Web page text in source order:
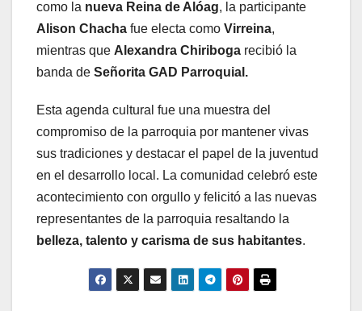
como la nueva Reina de Alóag, la participante
Alison Chacha fue electa como Virreina,
mientras que Alexandra Chiriboga recibió la
banda de Señorita GAD Parroquial.
Esta agenda cultural fue una muestra del
compromiso de la parroquia por mantener vivas
sus tradiciones y destacar el papel de la juventud
en el desarrollo local. La comunidad celebró este
acontecimiento con orgullo y felicitó a las nuevas
representantes de la parroquia resaltando la
belleza, talento y carisma de sus habitantes.